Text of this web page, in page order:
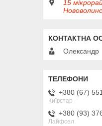
15
Олександр
+380 (67)
Київстар
+380 (93)
Лайфсел